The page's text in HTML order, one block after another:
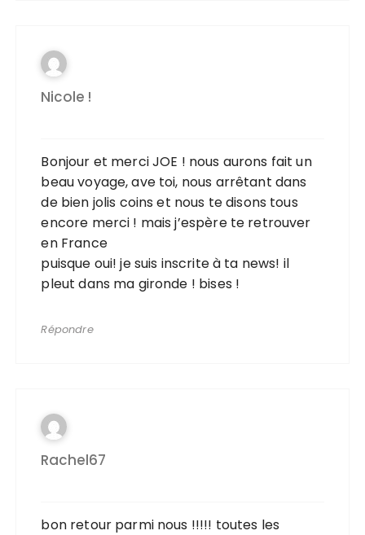
Nicole !
Bonjour et merci JOE ! nous aurons fait un
beau voyage, ave toi, nous arrêtant dans
de bien jolis coins et nous te disons tous
encore merci ! mais j’espère te retrouver
en France
puisque oui! je suis inscrite à ta news! il
pleut dans ma gironde ! bises !
Répondre
Rachel67
bon retour parmi nous !!!!! toutes les